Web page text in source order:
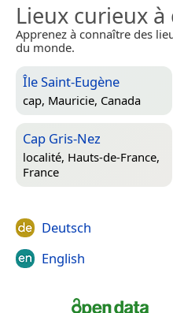
Lieux curieux
Apprenez à connaître des
du monde.
Île Saint-Eugène
cap, Mauricie, Canada
Cap Gris-Nez
localité, Hauts-de-France,
France
Deutsch
English